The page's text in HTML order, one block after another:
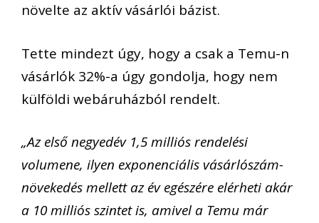
növelte az aktív vásárlói bázist.
Tette mindezt úgy, hogy a csak a Temu-n
vásárlók 32%-a úgy gondolja, hogy nem
külföldi webáruházból rendelt.
„Az első negyedév 1,5 milliós rendelési
volumene, ilyen exponenciális vásárlószám-
növekedés mellett az év egészére elérheti akár
a 10 milliós szintet is, amivel a Temu már